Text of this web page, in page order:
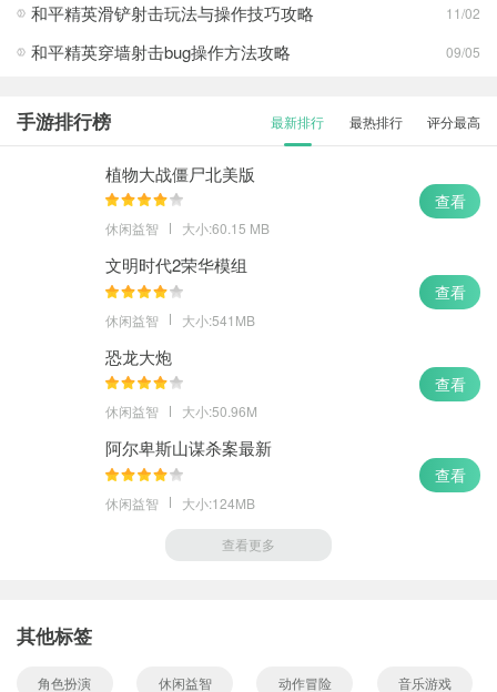
和平精英滑铲射击玩法与操作技巧攻略 11/02
和平精英穿墙射击bug操作方法攻略 09/05
手游排行榜 最新排行 最热排行 评分最高
植物大战僵尸北美版
休闲益智 大小:60.15 MB
查看
文明时代2荣华模组
休闲益智 大小:541MB
查看
恐龙大炮
休闲益智 大小:50.96M
查看
阿尔卑斯山谋杀案最新
休闲益智 大小:124MB
查看
查看更多
其他标签
角色扮演 休闲益智 动作冒险 音乐游戏